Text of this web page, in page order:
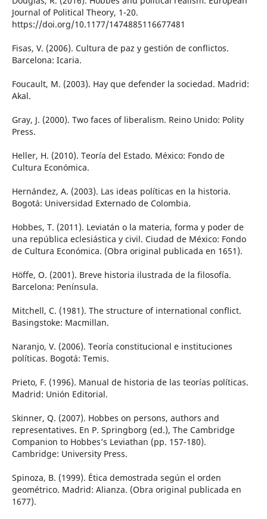
Journal of Political Theory, 1-20.
https://doi.org/10.1177/1474885116677481
Fisas, V. (2006). Cultura de paz y gestión de conflictos.
Barcelona: Icaria.
Foucault, M. (2003). Hay que defender la sociedad. Madrid:
Akal.
Gray, J. (2000). Two faces of liberalism. Reino Unido: Polity
Press.
Heller, H. (2010). Teoría del Estado. México: Fondo de
Cultura Económica.
Hernández, A. (2003). Las ideas políticas en la historia.
Bogotá: Universidad Externado de Colombia.
Hobbes, T. (2011). Leviatán o la materia, forma y poder de
una república eclesiástica y civil. Ciudad de México: Fondo
de Cultura Económica. (Obra original publicada en 1651).
Höffe, O. (2001). Breve historia ilustrada de la filosofía.
Barcelona: Península.
Mitchell, C. (1981). The structure of international conflict.
Basingstoke: Macmillan.
Naranjo, V. (2006). Teoría constitucional e instituciones
políticas. Bogotá: Temis.
Prieto, F. (1996). Manual de historia de las teorías políticas.
Madrid: Unión Editorial.
Skinner, Q. (2007). Hobbes on persons, authors and
representatives. En P. Springborg (ed.), The Cambridge
Companion to Hobbes’s Leviathan (pp. 157-180).
Cambridge: University Press.
Spinoza, B. (1999). Ética demostrada según el orden
geométrico. Madrid: Alianza. (Obra original publicada en
1677).